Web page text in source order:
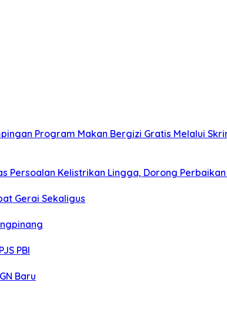
Program Makan Bergizi Gratis Melalui
Persoalan Kelistrikan Lingga, Dorong
Gerai Sekaligus
PBI
Baru